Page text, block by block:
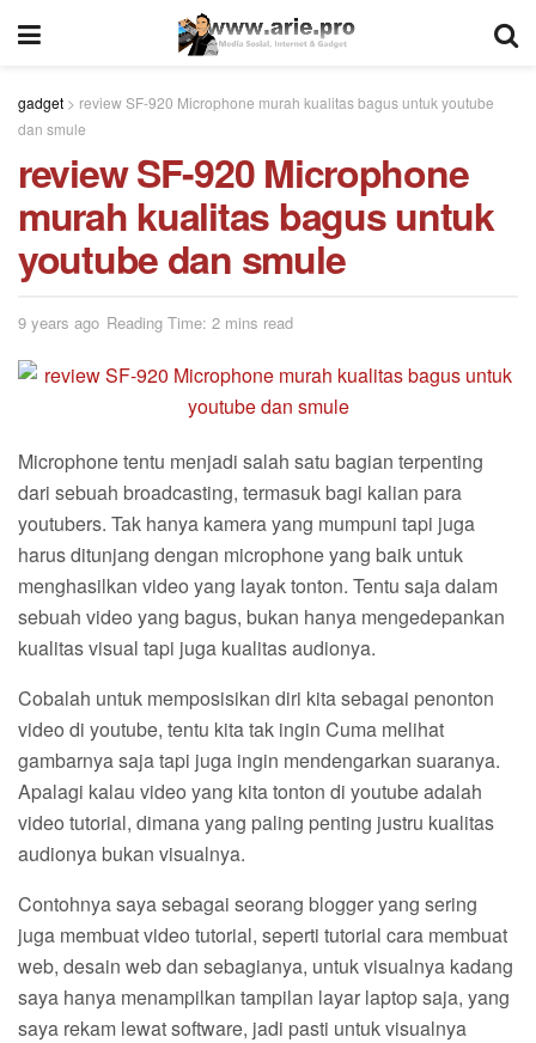
gadget > review SF-920 Microphone murah kualitas bagus untuk youtube
dan smule
review SF-920 Microphone
murah kualitas bagus untuk
youtube dan smule
9 years ago Reading Time: 2 mins read
Microphone tentu menjadi salah satu bagian terpenting
dari sebuah broadcasting, termasuk bagi kalian para
youtubers. Tak hanya kamera yang mumpuni tapi juga
harus ditunjang dengan microphone yang baik untuk
menghasilkan video yang layak tonton. Tentu saja dalam
sebuah video yang bagus, bukan hanya mengedepankan
kualitas visual tapi juga kualitas audionya.
Cobalah untuk memposisikan diri kita sebagai penonton
video di youtube, tentu kita tak ingin Cuma melihat
gambarnya saja tapi juga ingin mendengarkan suaranya.
Apalagi kalau video yang kita tonton di youtube adalah
video tutorial, dimana yang paling penting justru kualitas
audionya bukan visualnya.
Contohnya saya sebagai seorang blogger yang sering
juga membuat video tutorial, seperti tutorial cara membuat
web, desain web dan sebagianya, untuk visualnya kadang
saya hanya menampilkan tampilan layar laptop saja, yang
saya rekam lewat software, jadi pasti untuk visualnya